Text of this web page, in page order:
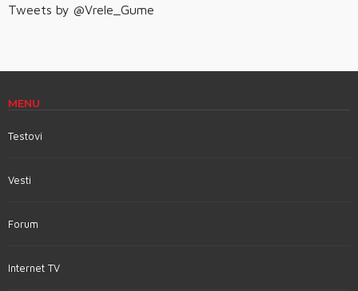
Tweets by @Vrele_Gume
MENU
Testovi
Vesti
Forum
Internet TV